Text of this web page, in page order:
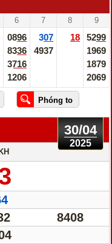
6 7 8 9
0896
8336
3716
1206
307
4937
18
5299
1969
1879
2069
30/04
2025
8408